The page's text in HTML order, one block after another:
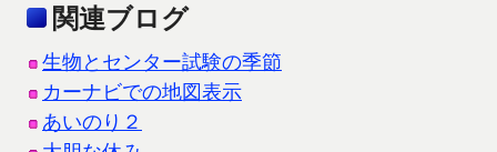
関連ブログ
生物とセンター試験の季節
カーナビでの地図表示
あいのり２